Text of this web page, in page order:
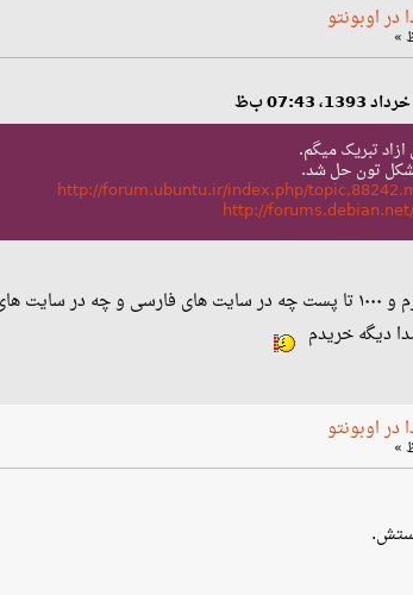
اوبونتو
ازاد تبریک میگم.
تون حل شد.
http://forum.ubuntu.ir/index.php/
http://
دقیقا یک ساله که من این مشکلو دارم و ۱۰۰۰ تا پست چه در
دیگه خریدم
اوبونتو